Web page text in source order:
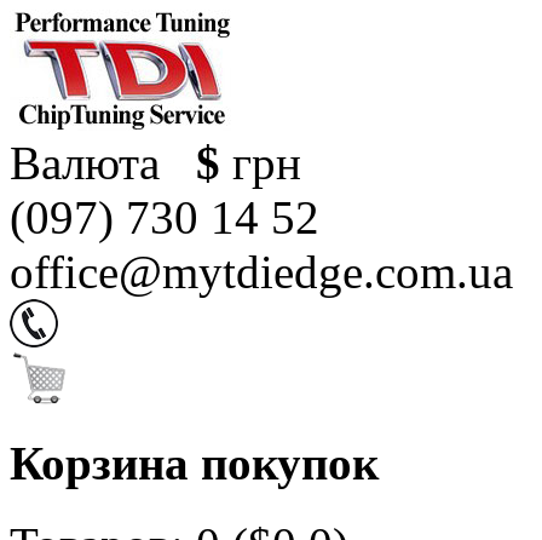
Валюта $ грн
(097) 730 14 52
office@mytdiedge.com.ua
Корзина покупок